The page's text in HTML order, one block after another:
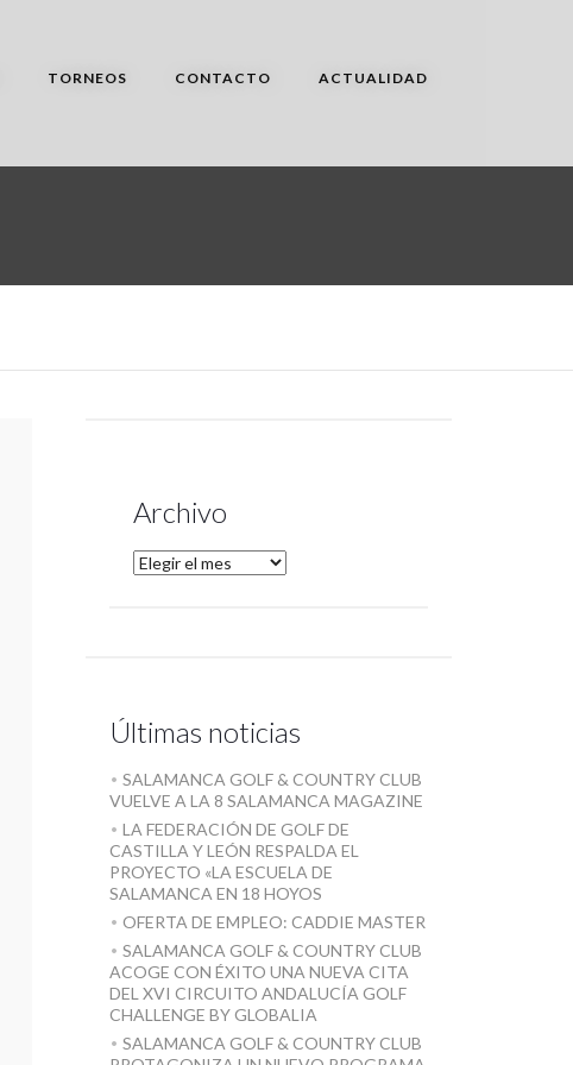
TORNEOS CONTACTO ACTUALIDAD
Archivo
Últimas noticias
SALAMANCA GOLF & COUNTRY CLUB
VUELVE A LA 8 SALAMANCA MAGAZINE
LA FEDERACIÓN DE GOLF DE
CASTILLA Y LEÓN RESPALDA EL
PROYECTO «LA ESCUELA DE
SALAMANCA EN 18 HOYOS
OFERTA DE EMPLEO: CADDIE MASTER
SALAMANCA GOLF & COUNTRY CLUB
ACOGE CON ÉXITO UNA NUEVA CITA
DEL XVI CIRCUITO ANDALUCÍA GOLF
CHALLENGE BY GLOBALIA
SALAMANCA GOLF & COUNTRY CLUB